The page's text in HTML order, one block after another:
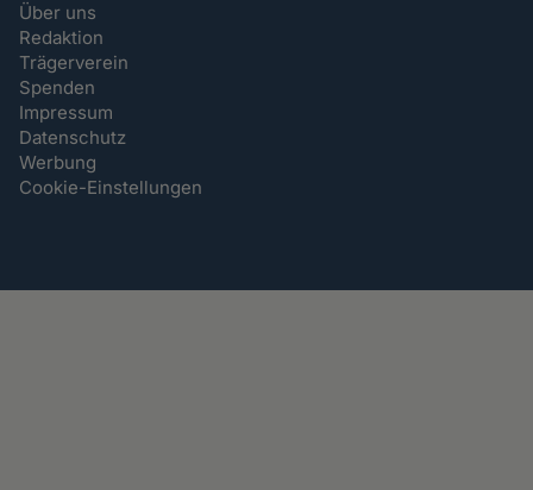
Über uns
Redaktion
Trägerverein
Spenden
Impressum
Datenschutz
Werbung
Cookie-Einstellungen